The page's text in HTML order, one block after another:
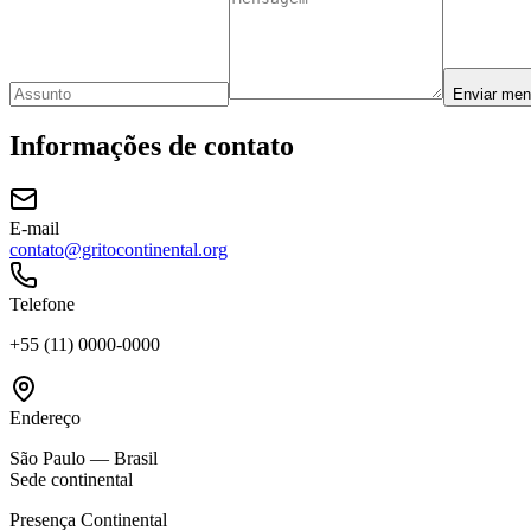
Enviar
Informações de contato
E-mail
contato@gritocontinental.org
Telefone
+55 (11) 0000-0000
Endereço
São Paulo — Brasil
Sede continental
Presença Continental